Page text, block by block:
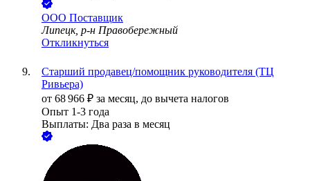
ООО Поставщик
Липецк, р-н Правобережный
Откликнуться
Старший продавец/помощник руководителя (ТЦ
Ривьера)
от 68 966 ₽ за месяц, до вычета налогов
Опыт 1-3 года
Выплаты: Два раза в месяц